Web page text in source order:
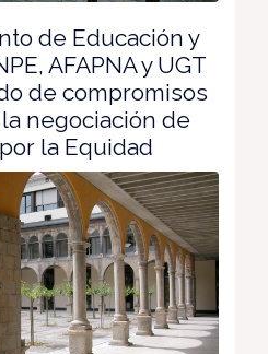
de Educación y
AFAPNA y UGT
de compromisos
negociación de
la Equidad